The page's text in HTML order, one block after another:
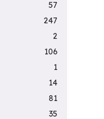
57
247
2
106
1
14
81
35